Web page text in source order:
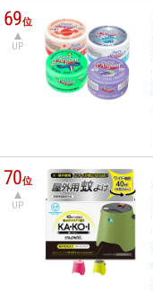
69位
UP
70位
UP